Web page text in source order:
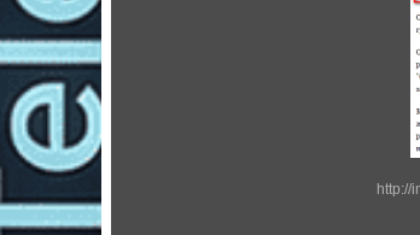
http://